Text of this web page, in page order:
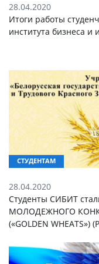
28.04.2020
Итоги работы
института бизнеса
СТУДЕНТАМ
28.04.2020
Студенты СИБИТ
МОЛОДЕЖНОГО
(«GOLDEN WHEATS»)